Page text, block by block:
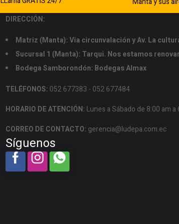
DIRECCIÓN:
Matriz (Manta): Via circunvalación y Av. La
Sucursal 1 (Manta): Tarqui. Nos estamos
Bodega Samborondón: Bodegas Almax
TELÉFONOS: 052 677383 - 052 677484
HORARIO DE ATENCIÓN: Lunes a Sábado de 8:00 am a
CORREO DE CONTACTO: gerencia@ludepa.com.ec
Síguenos